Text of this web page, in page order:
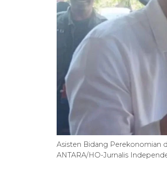
Asisten Bidang Perekonomian
ANTARA/HO-Jurnalis